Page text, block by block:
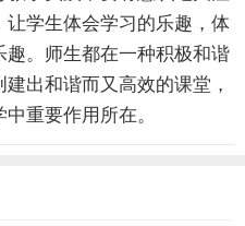
学生体会学习的乐趣，体
。师生都在一种积极和谐
出和谐而又高效的课堂，
重要作用所在。